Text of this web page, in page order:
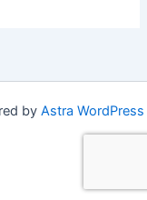
by Astra WordPress